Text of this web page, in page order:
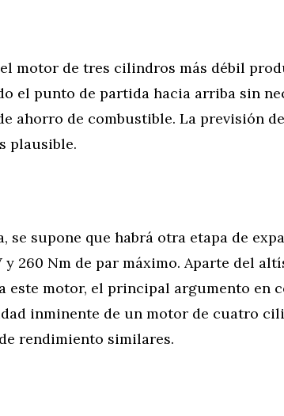
motor de tres cilindros más débil
el punto de partida hacia arriba sin
ahorro de combustible. La previsión de
plausible.
se supone que habrá otra etapa de
y 260 Nm de par máximo. Aparte del
este motor, el principal argumento en
inminente de un motor de cuatro
rendimiento similares.